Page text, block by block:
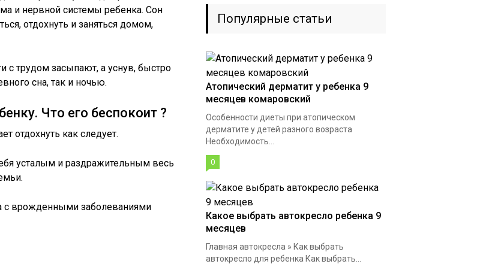
и нервной системы ребенка. Сон
отдохнуть и заняться домом,
трудом засыпают, а уснув, быстро
сна, так и ночью.
Что его беспокоит ?
отдохнуть как следует.
усталым и раздражительным весь
с врожденными заболеваниями
Популярные статьи
Атопический дерматит у ребенка 9
месяцев комаровский
Особенности диеты при атопическом
дерматите у детей разного возраста
Необходимость...
0
Какое выбрать автокресло ребенка 9
месяцев
Главная автокресла » Как выбрать
автокресло для ребенка Как выбрать...